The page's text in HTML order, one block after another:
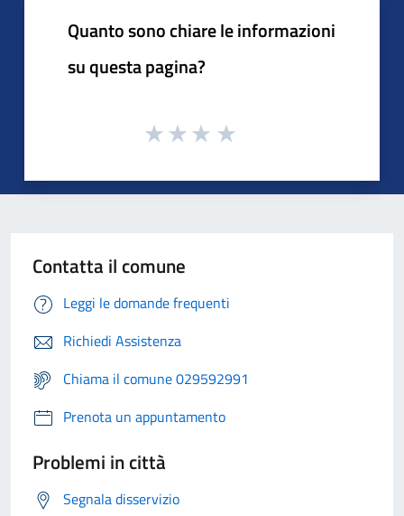
Quanto sono chiare le informazioni
su questa pagina?
Contatta il comune
Leggi le domande frequenti
Richiedi Assistenza
Chiama il comune 029592991
Prenota un appuntamento
Problemi in città
Segnala disservizio